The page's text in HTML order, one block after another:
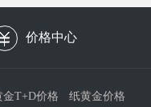
价格中心
金T+D价格 纸黄金价格